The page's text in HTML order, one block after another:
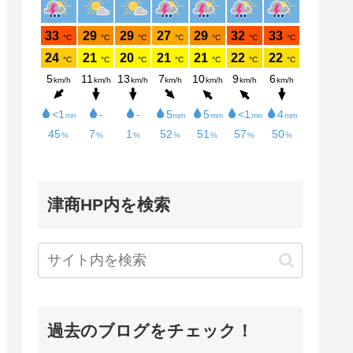
津商HP内を検索
過去のブログをチェック！